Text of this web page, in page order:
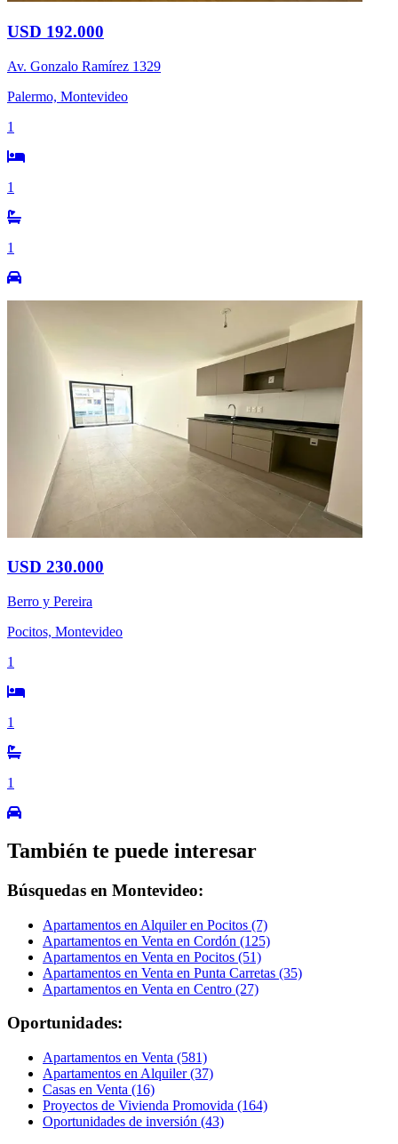
USD 192.000
Av. Gonzalo Ramí­rez 1329
Palermo, Montevideo
1
1
1
USD 230.000
Berro y Pereira
Pocitos, Montevideo
1
1
1
También te puede interesar
Búsquedas en Montevideo:
Apartamentos en Alquiler en Pocitos (7)
Apartamentos en Venta en Cordón (125)
Apartamentos en Venta en Pocitos (51)
Apartamentos en Venta en Punta Carretas (35)
Apartamentos en Venta en Centro (27)
Oportunidades:
Apartamentos en Venta (581)
Apartamentos en Alquiler (37)
Casas en Venta (16)
Proyectos de Vivienda Promovida (164)
Oportunidades de inversión (43)